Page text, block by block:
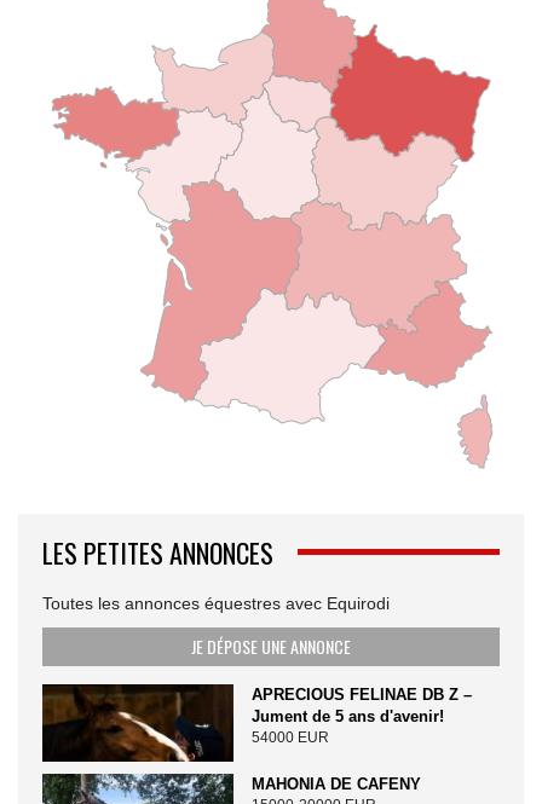
LES PETITES ANNONCES
Toutes les annonces équestres avec Equirodi
JE DÉPOSE UNE ANNONCE
APRECIOUS FELINAE DB Z –
Jument de 5 ans d'avenir!
54000 EUR
MAHONIA DE CAFENY